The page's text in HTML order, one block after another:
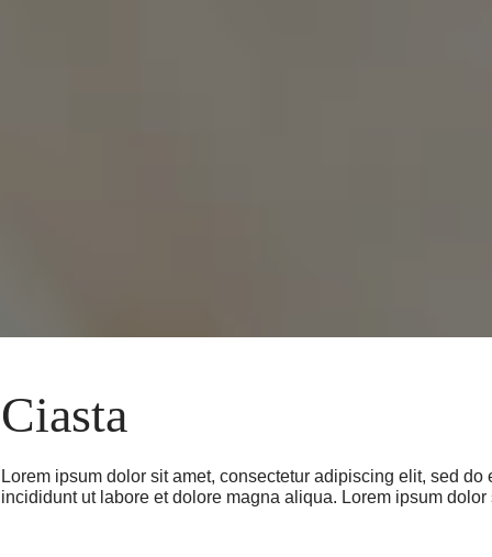
Lorem ipsum dolor sit amet, consectetur adipiscing elit, sed do
incididunt ut labore et dolore magna aliqua. Lorem ipsum dolor
Ciasta